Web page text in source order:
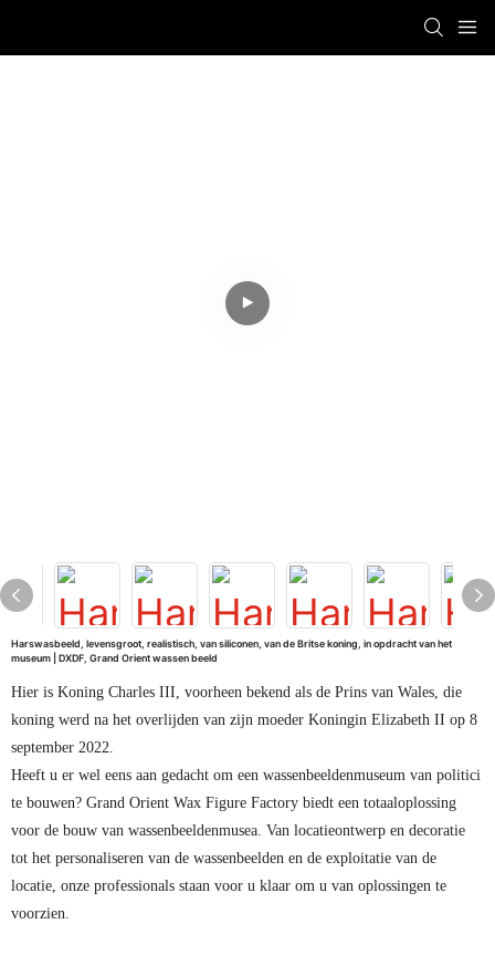
Harswasbeeld, levensgroot, realistisch, van siliconen, van de Britse koning, in opdracht van het
museum | DXDF, Grand Orient wassen beeld
Hier is Koning Charles III, voorheen bekend als de Prins van Wales, die
koning werd na het overlijden van zijn moeder Koningin Elizabeth II op 8
september 2022.
Heeft u er wel eens aan gedacht om een ​​wassenbeeldenmuseum van politici
te bouwen? Grand Orient Wax Figure Factory biedt een totaaloplossing
voor de bouw van wassenbeeldenmusea. Van locatieontwerp en decoratie
tot het personaliseren van de wassenbeelden en de exploitatie van de
locatie, onze professionals staan ​​voor u klaar om u van oplossingen te
voorzien.